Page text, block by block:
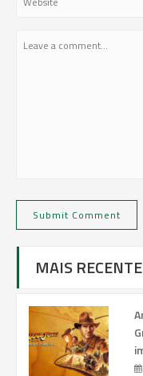
MAIS